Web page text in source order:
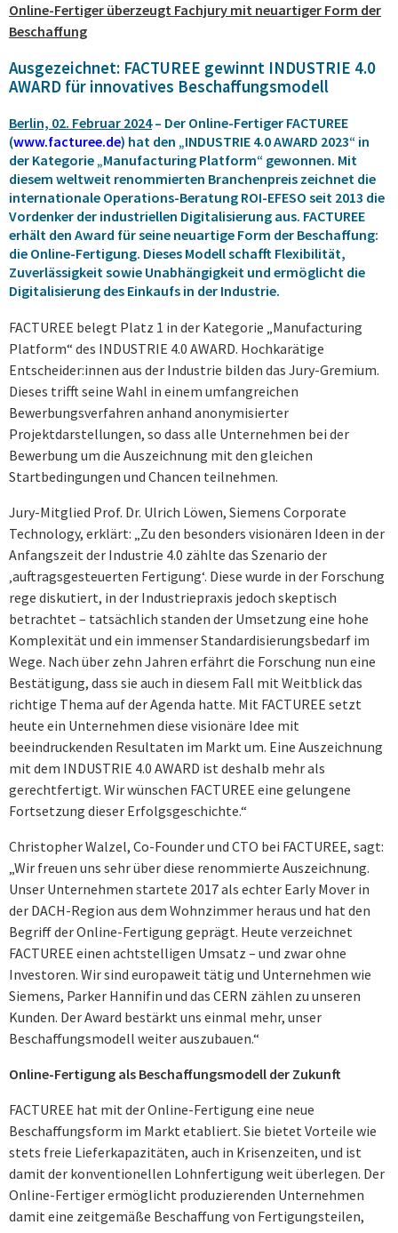
Online-Fertiger überzeugt Fachjury mit neuartiger Form der
Beschaffung
Ausgezeichnet: FACTUREE gewinnt INDUSTRIE 4.0
AWARD für innovatives Beschaffungsmodell
Berlin, 02. Februar 2024 – Der Online-Fertiger FACTUREE
(www.facturee.de) hat den „INDUSTRIE 4.0 AWARD 2023“ in
der Kategorie „Manufacturing Platform“ gewonnen. Mit
diesem weltweit renommierten Branchenpreis zeichnet die
internationale Operations-Beratung ROI-EFESO seit 2013 die
Vordenker der industriellen Digitalisierung aus. FACTUREE
erhält den Award für seine neuartige Form der Beschaffung:
die Online-Fertigung. Dieses Modell schafft Flexibilität,
Zuverlässigkeit sowie Unabhängigkeit und ermöglicht die
Digitalisierung des Einkaufs in der Industrie.
FACTUREE belegt Platz 1 in der Kategorie „Manufacturing
Platform“ des INDUSTRIE 4.0 AWARD. Hochkarätige
Entscheider:innen aus der Industrie bilden das Jury-Gremium.
Dieses trifft seine Wahl in einem umfangreichen
Bewerbungsverfahren anhand anonymisierter
Projektdarstellungen, so dass alle Unternehmen bei der
Bewerbung um die Auszeichnung mit den gleichen
Startbedingungen und Chancen teilnehmen.
Jury-Mitglied Prof. Dr. Ulrich Löwen, Siemens Corporate
Technology, erklärt: „Zu den besonders visionären Ideen in der
Anfangszeit der Industrie 4.0 zählte das Szenario der
‚auftragsgesteuerten Fertigung‘. Diese wurde in der Forschung
rege diskutiert, in der Industriepraxis jedoch skeptisch
betrachtet – tatsächlich standen der Umsetzung eine hohe
Komplexität und ein immenser Standardisierungsbedarf im
Wege. Nach über zehn Jahren erfährt die Forschung nun eine
Bestätigung, dass sie auch in diesem Fall mit Weitblick das
richtige Thema auf der Agenda hatte. Mit FACTUREE setzt
heute ein Unternehmen diese visionäre Idee mit
beeindruckenden Resultaten im Markt um. Eine Auszeichnung
mit dem INDUSTRIE 4.0 AWARD ist deshalb mehr als
gerechtfertigt. Wir wünschen FACTUREE eine gelungene
Fortsetzung dieser Erfolgsgeschichte.“
Christopher Walzel, Co-Founder und CTO bei FACTUREE, sagt:
„Wir freuen uns sehr über diese renommierte Auszeichnung.
Unser Unternehmen startete 2017 als echter Early Mover in
der DACH-Region aus dem Wohnzimmer heraus und hat den
Begriff der Online-Fertigung geprägt. Heute verzeichnet
FACTUREE einen achtstelligen Umsatz – und zwar ohne
Investoren. Wir sind europaweit tätig und Unternehmen wie
Siemens, Parker Hannifin und das CERN zählen zu unseren
Kunden. Der Award bestärkt uns einmal mehr, unser
Beschaffungsmodell weiter auszubauen.“
Online-Fertigung als Beschaffungsmodell der Zukunft
FACTUREE hat mit der Online-Fertigung eine neue
Beschaffungsform im Markt etabliert. Sie bietet Vorteile wie
stets freie Lieferkapazitäten, auch in Krisenzeiten, und ist
damit der konventionellen Lohnfertigung weit überlegen. Der
Online-Fertiger ermöglicht produzierenden Unternehmen
damit eine zeitgemäße Beschaffung von Fertigungsteilen,